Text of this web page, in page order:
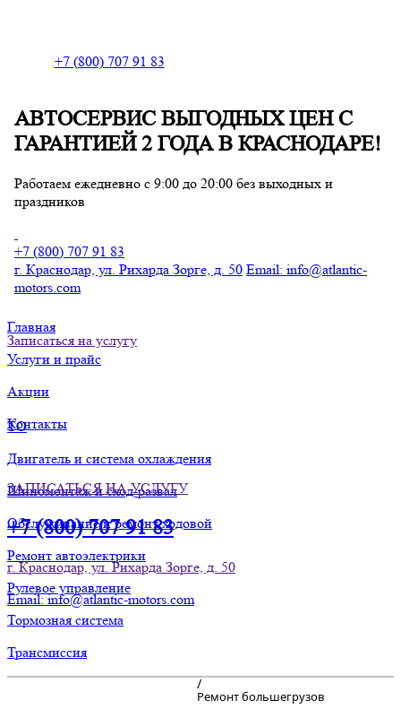
+7 (800) 707 91 83
АВТОСЕРВИС ВЫГОДНЫX ЦЕН С
ГАРАНТИЕЙ 2 ГОДА В КРАСНОДАРЕ!
Работаем ежедневно с 9:00 до 20:00 без выходных и
праздников
+7 (800) 707 91 83
г. Краснодар, ул. Рихарда Зорге, д. 50 Email: info@atlantic-
motors.com
Главная
Услуги и прайс
Акции
Контакты
ЗАПИСАТЬСЯ НА УСЛУГУ
+7 (800) 707 91 83
г. Краснодар, ул. Рихарда Зорге, д. 50
Email: info@atlantic-motors.com
Главная
Услуги и прайс
Акции
Контакты
Записаться на услугу
ТО
Двигатель и система охлаждения
Шиномонтаж и сход-развал
Обслуживание и ремонт ходовой
Ремонт автоэлектрики
Рулевое управление
Тормозная система
Трансмиссия
/
Ремонт большегрузов